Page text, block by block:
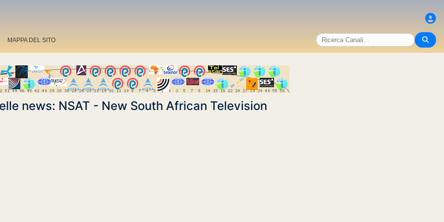
MAPPA DEL SITO
news: NSAT - New South African Television